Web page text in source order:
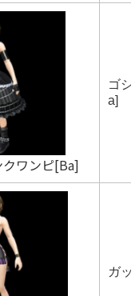
ワンピ[Ba]
ゴシ
a]
ガッ